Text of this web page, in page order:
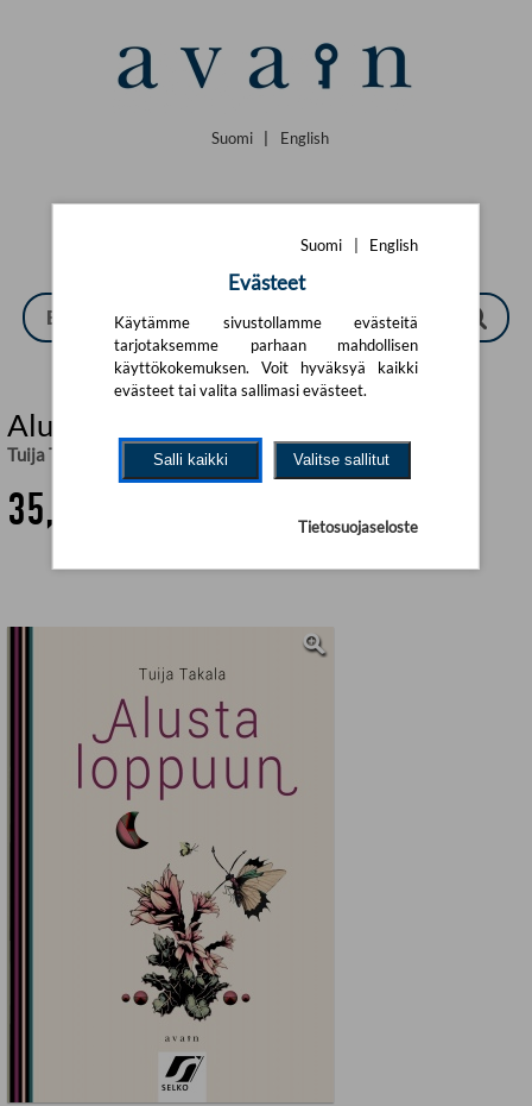
Suomi English
Alusta loppuun (selkokirja)
Tuija Takala
35,08 €
Suomi English
Evästeet
Käytämme sivustollamme evästeitä
tarjotaksemme parhaan mahdollisen
käyttökokemuksen. Voit hyväksyä kaikki
evästeet tai valita sallimasi evästeet.
Salli kaikki Valitse sallitut
Tietosuojaseloste